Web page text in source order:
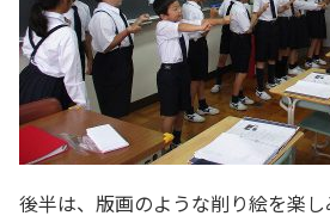
後半は、版画のような削り絵を楽し